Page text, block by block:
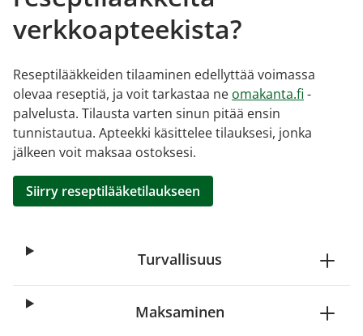
verkkoapteekista?
Reseptilääkkeiden tilaaminen edellyttää voimassa
olevaa reseptiä, ja voit tarkastaa ne omakanta.fi -
palvelusta. Tilausta varten sinun pitää ensin
tunnistautua. Apteekki käsittelee tilauksesi, jonka
jälkeen voit maksaa ostoksesi.
Siirry reseptilääketilaukseen
Turvallisuus
Maksaminen